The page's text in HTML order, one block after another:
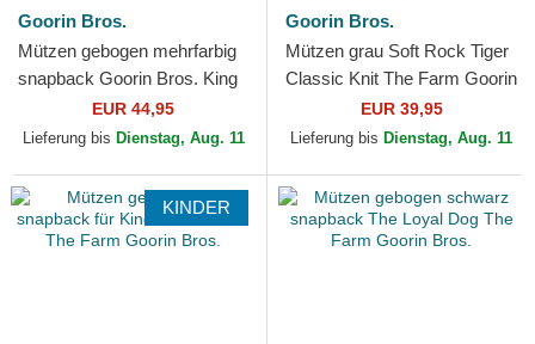
Goorin Bros.
Mützen gebogen mehrfarbig
snapback Goorin Bros. King
Team Tiger Original Recipe
Team Pride The...
EUR 44,95
Lieferung bis Dienstag, Aug. 11
Goorin Bros.
Mützen grau Soft Rock Tiger
Classic Knit The Farm Goorin
EUR 39,95
Lieferung bis Dienstag, Aug. 11
KINDER